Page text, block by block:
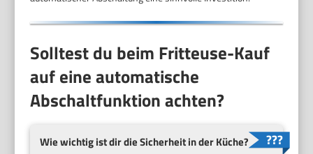
Solltest du beim Fritteuse-Kauf
auf eine automatische
Abschaltfunktion achten?
Wie wichtig ist dir die Sicherheit in der Küche?